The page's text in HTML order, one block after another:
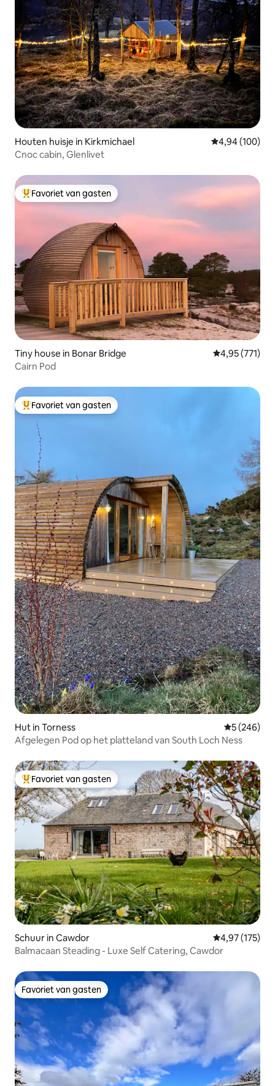
Houten huisje in Kirkmichael Gemiddelde
4,94 (100)
Cnoc cabin, Glenlivet
Topfavoriet van gasten
Favoriet van gasten
Tiny house in Bonar Bridge Gemiddelde
4,95 (771)
Cairn Pod
Topfavoriet van gasten
Favoriet van gasten
Hut in Torness
5 (246)
Afgelegen Pod op het platteland van South Loch Ness
Topfavoriet van gasten
Favoriet van gasten
Schuur in Cawdor Gemiddelde
4,97 (175)
Balmacaan Steading - Luxe Self Catering, Cawdor
Favoriet van gasten
Favoriet van gasten